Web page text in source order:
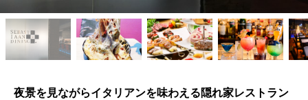
夜景を見ながらイタリアンを味わえる隠れ家レストラン